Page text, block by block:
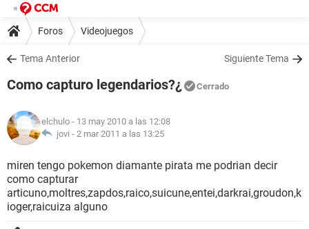
Foros Videojuegos
Tema Anterior Siguiente Tema
Como capturo legendarios?¿ Cerrado
elchulo - 13 may 2010 a las 12:08
jovi - 2 mar 2011 a las 13:25
miren tengo pokemon diamante pirata me podrian decir
como capturar
articuno,moltres,zapdos,raico,suicune,entei,darkrai,groudon,k
ioger,raicuiza alguno